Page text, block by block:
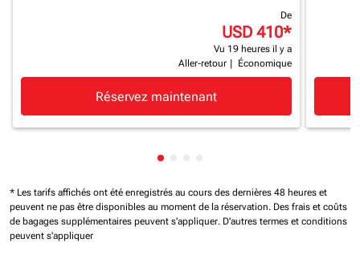
De
USD 410*
Vu 19 heures il y a
Aller-retour
Économique
Réservez maintenant
Affichage de cmp-pagination-
* Les tarifs affichés ont été enregistrés au cours des dernières 48 heures et
peuvent ne pas être disponibles au moment de la réservation. Des frais et coûts
de bagages supplémentaires peuvent s'appliquer. D'autres termes et conditions
peuvent s'appliquer